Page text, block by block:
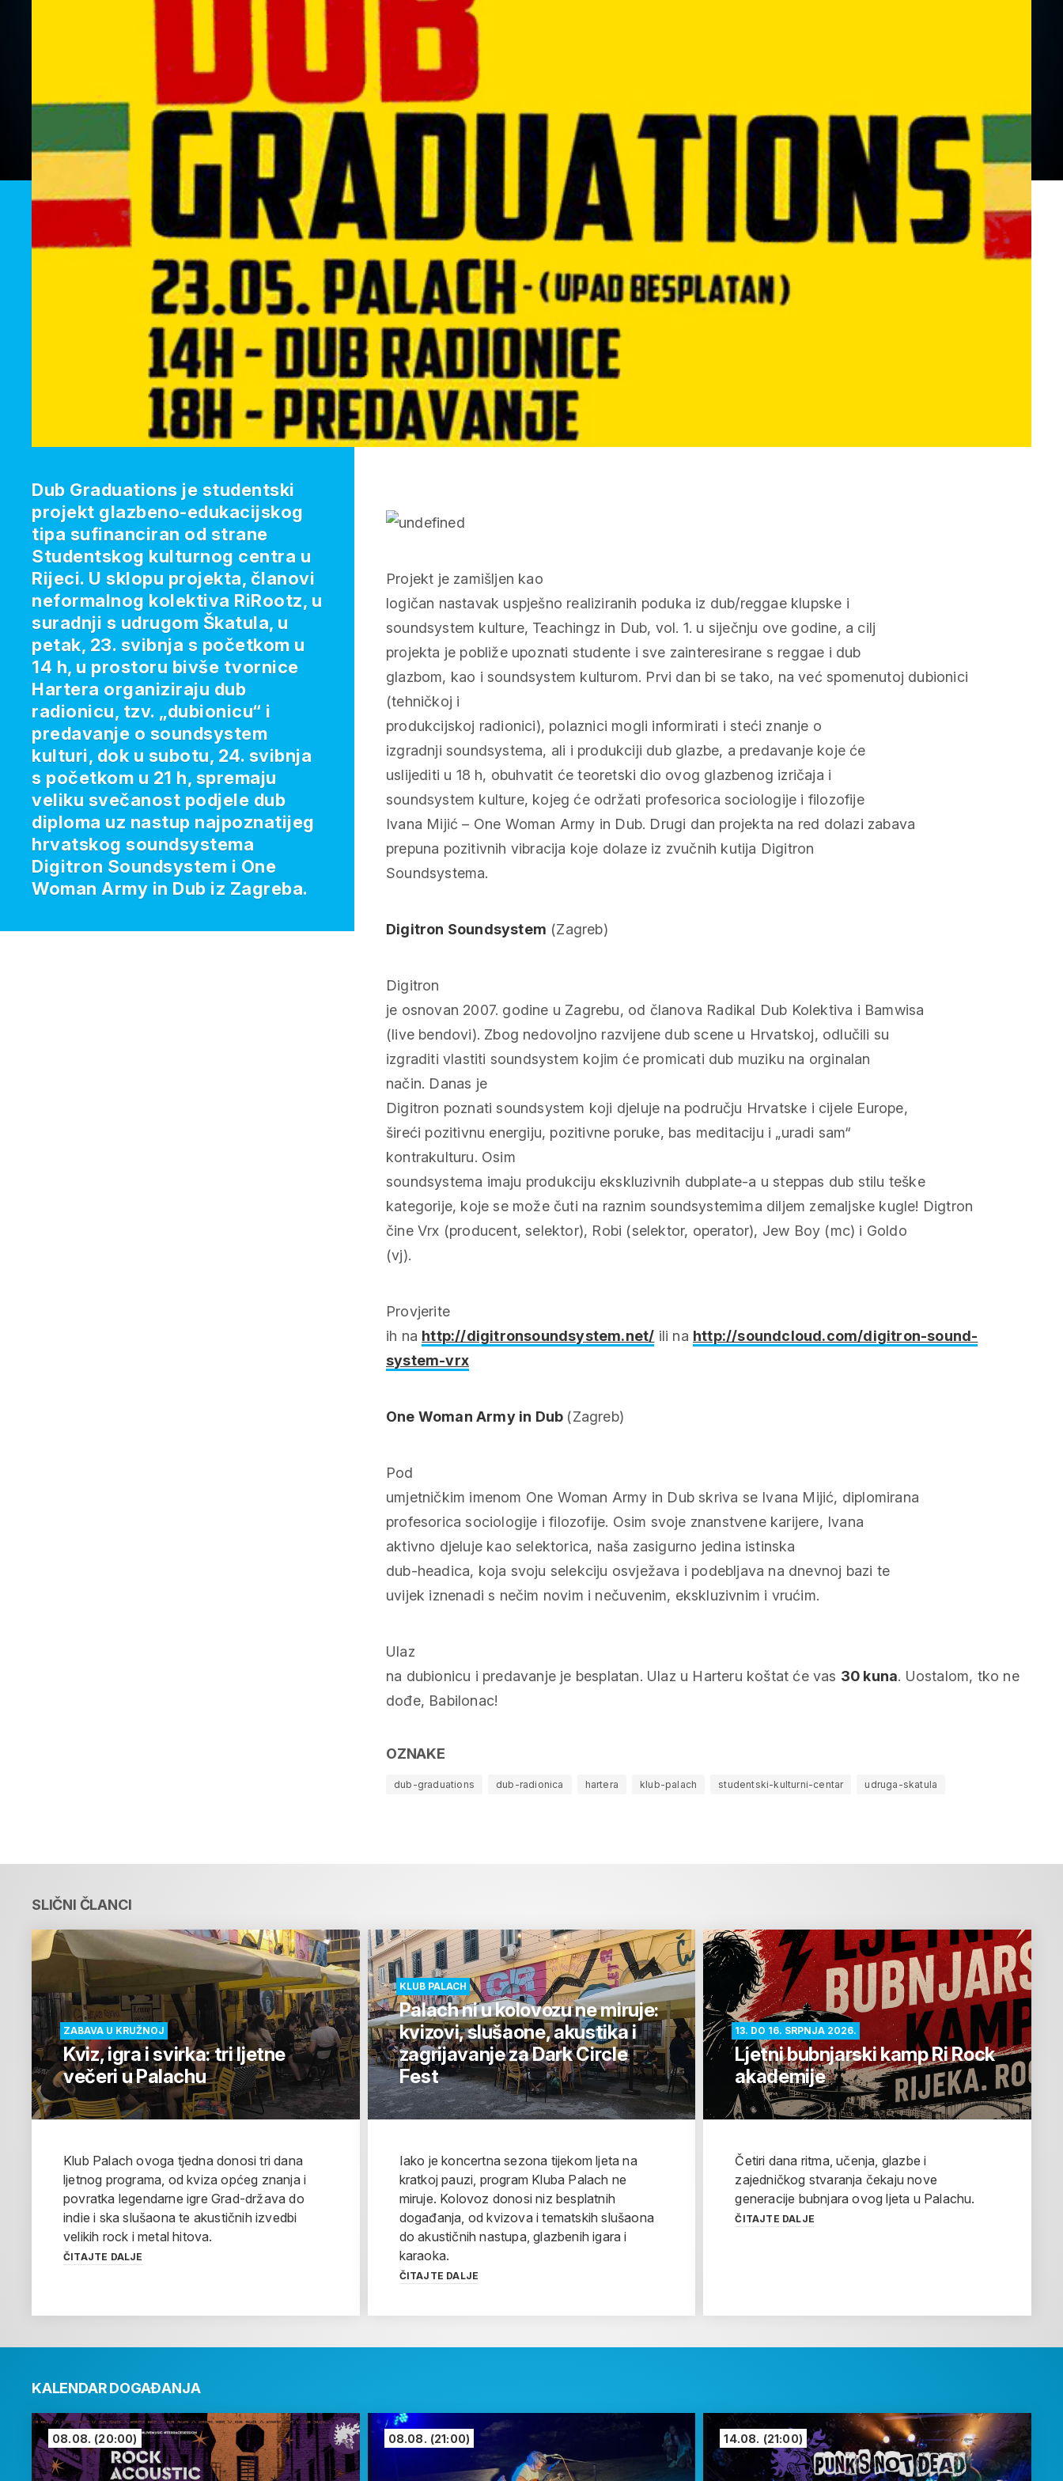
Projekt je zamišljen kao
logičan nastavak uspješno realiziranih poduka iz dub/reggae klupske i
soundsystem kulture, Teachingz in Dub, vol. 1. u siječnju ove godine, a cilj
projekta je pobliže upoznati studente i sve zainteresirane s reggae i dub
glazbom, kao i soundsystem kulturom. Prvi dan bi se tako, na već spomenutoj dubionici
(tehničkoj i
produkcijskoj radionici), polaznici mogli informirati i steći znanje o
izgradnji soundsystema, ali i produkciji dub glazbe, a predavanje koje će
uslijediti u 18 h, obuhvatit će teoretski dio ovog glazbenog izričaja i
soundsystem kulture, kojeg će održati profesorica sociologije i filozofije
Ivana Mijić – One Woman Army in Dub. Drugi dan projekta na red dolazi zabava
prepuna pozitivnih vibracija koje dolaze iz zvučnih kutija Digitron
Soundsystema.
Digitron Soundsystem (Zagreb)
Digitron
je osnovan 2007. godine u Zagrebu, od članova Radikal Dub Kolektiva i Bamwisa
(live bendovi). Zbog nedovoljno razvijene dub scene u Hrvatskoj, odlučili su
izgraditi vlastiti soundsystem kojim će promicati dub muziku na orginalan
način. Danas je
Digitron poznati soundsystem koji djeluje na području Hrvatske i cijele Europe,
šireći pozitivnu energiju, pozitivne poruke, bas meditaciju i „uradi sam“
kontrakulturu. Osim
soundsystema imaju produkciju ekskluzivnih dubplate-a u steppas dub stilu teške
kategorije, koje se može čuti na raznim soundsystemima diljem zemaljske kugle! Digtron
čine Vrx (producent, selektor), Robi (selektor, operator), Jew Boy (mc) i Goldo
(vj).
Provjerite
ih na http://digitronsoundsystem.net/ ili na http://soundcloud.com/digitron-sound-
system-vrx
One Woman Army in Dub (Zagreb)
Pod
umjetničkim imenom One Woman Army in Dub skriva se Ivana Mijić, diplomirana
profesorica sociologije i filozofije. Osim svoje znanstvene karijere, Ivana
aktivno djeluje kao selektorica, naša zasigurno jedina istinska
dub-headica, koja svoju selekciju osvježava i podebljava na dnevnoj bazi te
uvijek iznenadi s nečim novim i nečuvenim, ekskluzivnim i vrućim.
Ulaz
na dubionicu i predavanje je besplatan. Ulaz u Harteru koštat će vas 30 kuna. Uostalom, tko ne
dođe, Babilonac!
OZNAKE
dub-graduations dub-radionica hartera klub-palach studentski-kulturni-centar udruga-skatula
Dub Graduations je studentski
projekt glazbeno-edukacijskog
tipa sufinanciran od strane
Studentskog kulturnog centra u
Rijeci. U sklopu projekta, članovi
neformalnog kolektiva RiRootz, u
suradnji s udrugom Škatula, u
petak, 23. svibnja s početkom u
14 h, u prostoru bivše tvornice
Hartera organiziraju dub
radionicu, tzv. „dubionicu“ i
predavanje o soundsystem
kulturi, dok u subotu, 24. svibnja
s početkom u 21 h, spremaju
veliku svečanost podjele dub
diploma uz nastup najpoznatijeg
hrvatskog soundsystema
Digitron Soundsystem i One
Woman Army in Dub iz Zagreba.
SLIČNI ČLANCI
ZABAVA U KRUŽNOJ
Kviz, igra i svirka: tri ljetne
večeri u Palachu
Klub Palach ovoga tjedna donosi tri dana
ljetnog programa, od kviza općeg znanja i
povratka legendarne igre Grad-država do
indie i ska slušaona te akustičnih izvedbi
velikih rock i metal hitova.
ČITAJTE DALJE
KLUB PALACH
Palach ni u kolovozu ne miruje:
kvizovi, slušaone, akustika i
zagrijavanje za Dark Circle
Fest
Iako je koncertna sezona tijekom ljeta na
kratkoj pauzi, program Kluba Palach ne
miruje. Kolovoz donosi niz besplatnih
događanja, od kvizova i tematskih slušaona
do akustičnih nastupa, glazbenih igara i
karaoka.
ČITAJTE DALJE
13. DO 16. SRPNJA 2026.
Ljetni bubnjarski kamp Ri Rock
akademije
Četiri dana ritma, učenja, glazbe i
zajedničkog stvaranja čekaju nove
generacije bubnjara ovog ljeta u Palachu.
ČITAJTE DALJE
KALENDAR DOGAĐANJA
08.08. (20:00) 08.08. (21:00) 14.08. (21:00)